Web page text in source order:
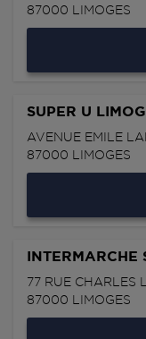
87000 LIMOGES
SUPER U
AVENUE EMILE
87000 LIMOGES
INTERMARCHE
77 RUE CHARLES
87000 LIMOGES